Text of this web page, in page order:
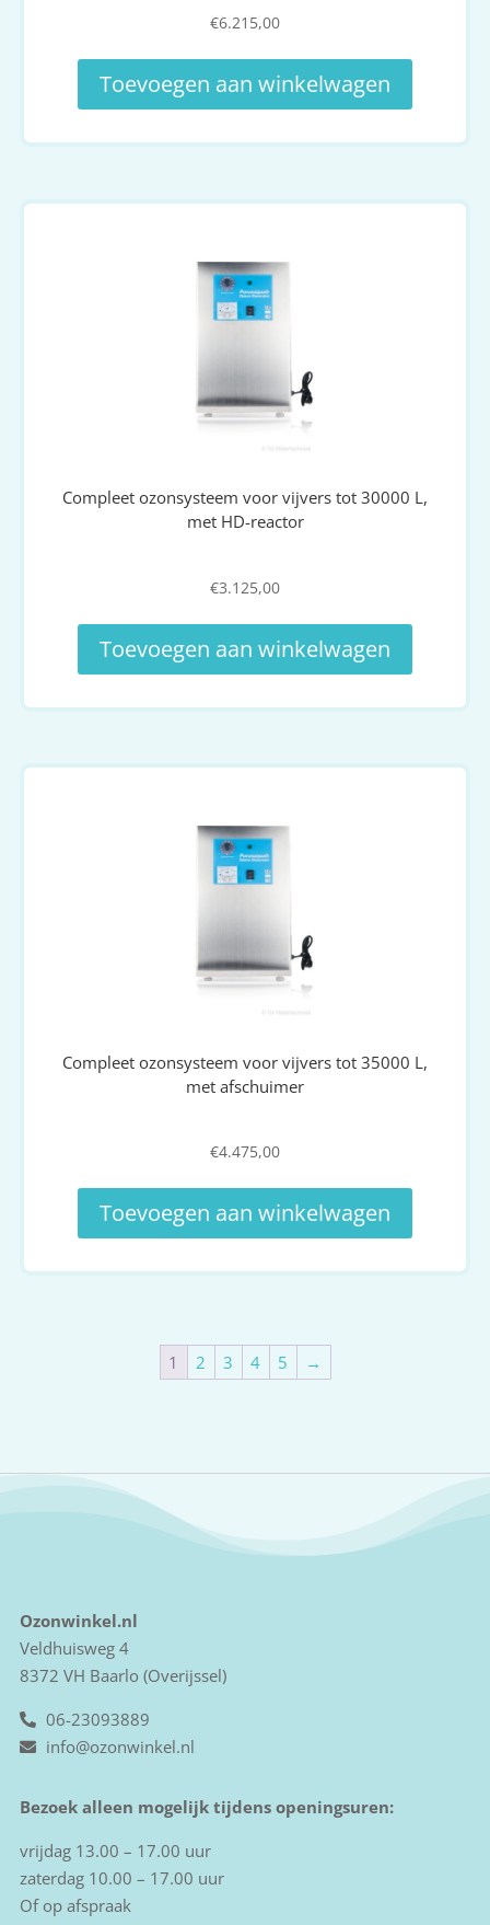
€6.215,00
Toevoegen aan winkelwagen
Compleet ozonsysteem voor vijvers tot 30000 L,
met HD-reactor
€3.125,00
Toevoegen aan winkelwagen
Compleet ozonsysteem voor vijvers tot 35000 L,
met afschuimer
€4.475,00
Toevoegen aan winkelwagen
1 2 3 4 5 →
Ozonwinkel.nl
Veldhuisweg 4
8372 VH Baarlo (Overijssel)
06-23093889
info@ozonwinkel.nl
Bezoek alleen mogelijk tijdens openingsuren:
vrijdag 13.00 – 17.00 uur
zaterdag 10.00 – 17.00 uur
Of op afspraak